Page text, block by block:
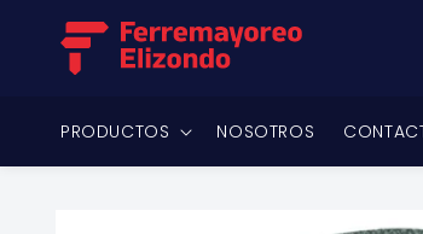
directamente
al contenido
PRODUCTOS NOSOTROS